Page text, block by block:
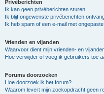
Privéberichten
Ik kan geen privéberichten sturen!
Ik blijf ongewenste privéberichten
Ik heb spam of een e-mail met
Vrienden en vijanden
Waarvoor dient mijn vrienden- en
Hoe verwijder of voeg ik gebruikers toe
Forums doorzoeken
Hoe doorzoek ik het forum?
Waarom levert mijn zoekopdracht geen